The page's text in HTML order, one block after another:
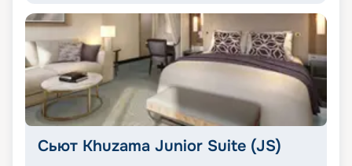
Сьют Khuzama Junior Suite (JS)